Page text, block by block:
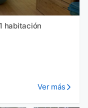
habitación
Ver más